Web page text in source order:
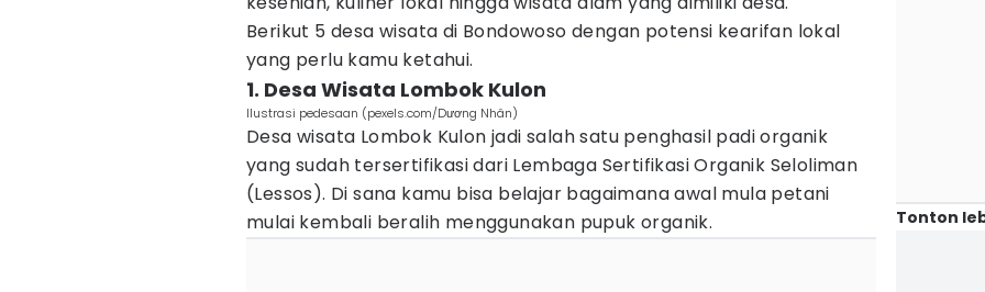
Berikut 5 desa wisata di Bondowoso dengan potensi kearifan lokal
yang perlu kamu ketahui.
1. Desa Wisata Lombok Kulon
Ilustrasi pedesaan (pexels.com/Dương Nhân)
Desa wisata Lombok Kulon jadi salah satu penghasil padi organik
yang sudah tersertifikasi dari Lembaga Sertifikasi Organik Seloliman
(Lessos). Di sana kamu bisa belajar bagaimana awal mula petani
mulai kembali beralih menggunakan pupuk organik.
Tonton